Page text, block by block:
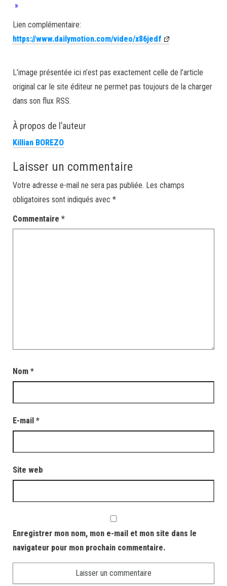
»
Lien complémentaire:
https://www.dailymotion.com/video/x86jedf
L’image présentée ici n’est pas exactement celle de l’article
original car le site éditeur ne permet pas toujours de la charger
dans son flux RSS.
À propos de l’auteur
Killian BOREZO
Laisser un commentaire
Votre adresse e-mail ne sera pas publiée. Les champs
obligatoires sont indiqués avec *
Commentaire *
Nom *
E-mail *
Site web
Enregistrer mon nom, mon e-mail et mon site dans le
navigateur pour mon prochain commentaire.